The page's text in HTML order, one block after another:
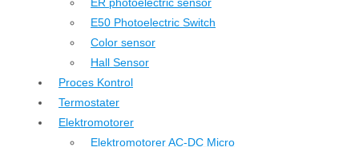
E50 Photoelectric Switch
Color sensor
Hall Sensor
Proces Kontrol
Termostater
Elektromotorer
Elektromotorer AC-DC Micro